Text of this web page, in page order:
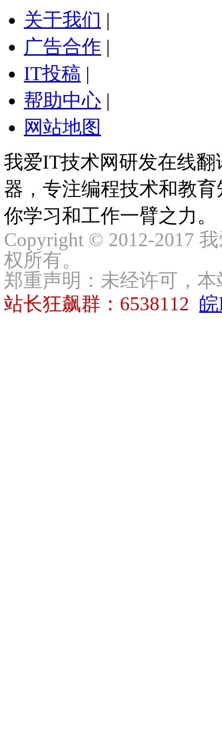
关于我们 |
广告合作 |
IT投稿 |
帮助中心 |
网站地图
我爱IT技术网研发在线
器，专注编程技术和教
你学习和工作一臂之力。
Copyright © 2012-2017
权所有。
郑重声明：未经许可，
站长狂飙群：6538112